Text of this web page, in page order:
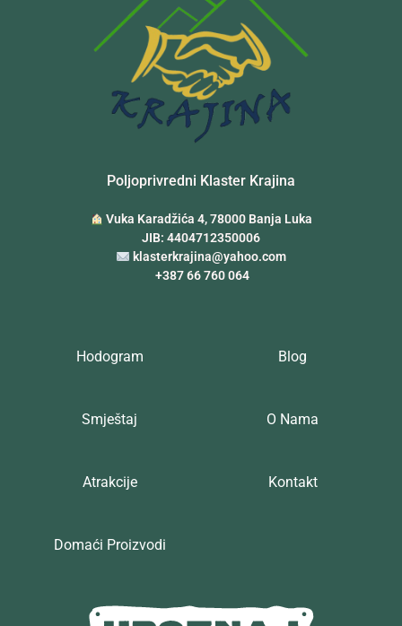
Poljoprivredni Klaster Krajina
Vuka Karadžića 4, 78000 Banja Luka
JIB: 4404712350006
klasterkrajina@yahoo.com
+387 66 760 064
Hodogram
Smještaj
Atrakcije
Domaći Proizvodi
Blog
O Nama
Kontakt